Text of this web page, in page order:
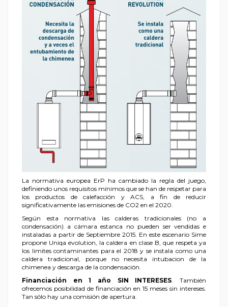
La normativa europea ErP ha cambiado la regla del juego,
definiendo unos requisitos mínimos que se han de respetar para
los productos de calefacción y ACS, a fin de reducir
significativamente las emisiones de CO2 en el 2020.
Según esta normativa las calderas tradicionales (no a
condensación) a cámara estanca no pueden ser vendidas e
instaladas a partir de Septiembre 2015. En este escenario Sime
propone Uniqa evolution, la caldera en clase B, que respeta ya
los limites contaminantes para el 2018 y se instala como una
caldera tradicional, porque no necesita intubacion de la
chimenea y descarga de la condensación.
Financiación en 1 año SIN INTERESES . También
ofrecemos posibilidad de financiación en 15 meses sin intereses.
Tan sólo hay una comisión de apertura.